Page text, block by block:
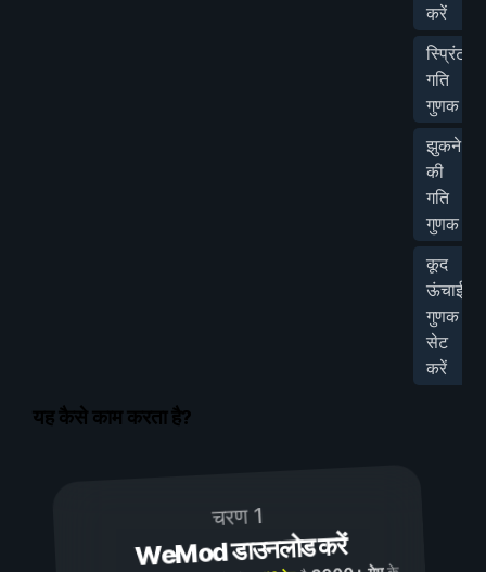
करें
स्प्रिंट
गति
गुणक
झुकने
की
गति
गुणक
कूद
ऊंचाई
गुणक
सेट
करें
यह कैसे काम करता है?
चरण 1
WeMod डाउनलोड करें